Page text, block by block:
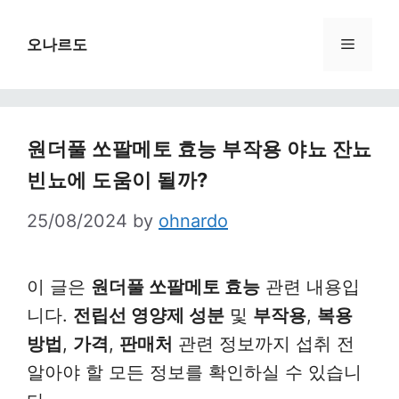
오나르도 Menu
원더풀 쏘팔메토 효능 부작용 야뇨 잔뇨
빈뇨에 도움이 될까?
25/08/2024 by ohnardo
이 글은 원더풀 쏘팔메토 효능 관련 내용입
니다. 전립선 영양제 성분 및 부작용, 복용
방법, 가격, 판매처 관련 정보까지 섭취 전
알아야 할 모든 정보를 확인하실 수 있습니